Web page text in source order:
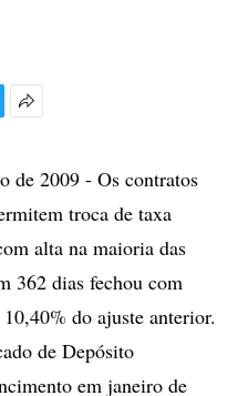
compartilhamento
de 2009 - Os contratos
troca de taxa
alta na maioria das
362 dias fechou com
do ajuste anterior.
de Depósito
em janeiro de